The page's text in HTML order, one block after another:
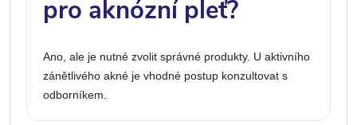
pro aknózní pleť?
Ano, ale je nutné zvolit správné produkty. U aktivního
zánětlivého akné je vhodné postup konzultovat s
odborníkem.